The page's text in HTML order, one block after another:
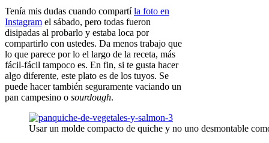
Tenía mis dudas cuando compartíla foto en
Instagram el sábado, pero todas fueron
disipadas al probarlo y estaba loca por
compartirlo con ustedes. Da menos trabajo que
lo que parece por lo el largo de la receta, más
fácil-fácil tampoco es. En fin, si te gusta hacer
algo diferente, este plato es de los tuyos. Se
puede hacer también seguramente vaciando un
pan campesino o sourdough.
Usar un molde compacto de quiche y no uno desmontable